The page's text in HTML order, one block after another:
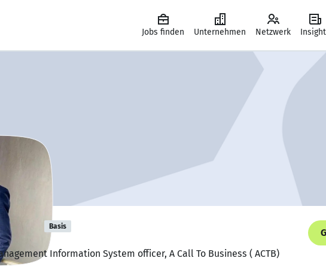
Jobs finden Unternehmen Netzwerk
Basis
Information System officer, A Call To Business ( ACTB)